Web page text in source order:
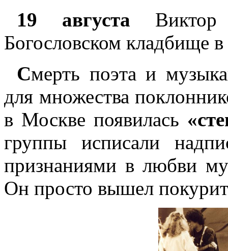
19 августа
Богословском кладбище
Смерть поэта и
для множества
в Москве появилась
группы исписали
признаниями в любви
Он просто вышел